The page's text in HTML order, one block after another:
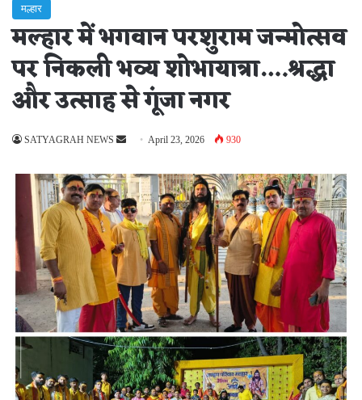
मल्हार
मल्हार में भगवान परशुराम जन्मोत्सव
पर निकली भव्य शोभायात्रा….श्रद्धा
और उत्साह से गूंजा नगर
SATYAGRAH NEWS
Send
email
April 23, 2026 930